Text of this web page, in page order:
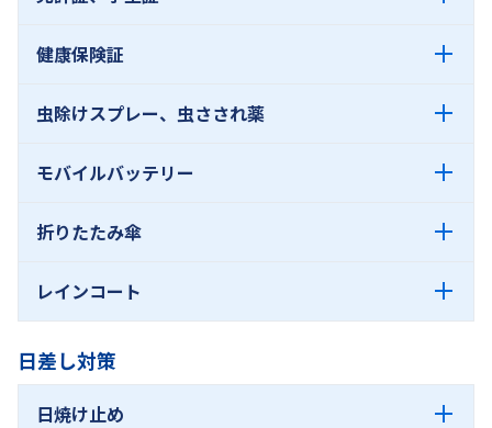
健康保険証
虫除けスプレー、虫さされ薬
モバイルバッテリー
折りたたみ傘
レインコート
日差し対策
日焼け止め